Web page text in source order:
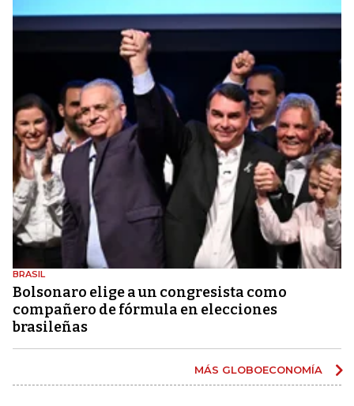
BRASIL
Bolsonaro elige a un congresista como
compañero de fórmula en elecciones
brasileñas
MÁS GLOBOECONOMÍA